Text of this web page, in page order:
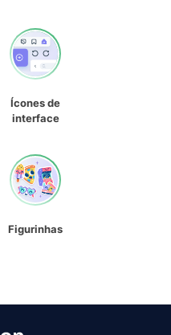
Ícones de
interface
Figurinhas